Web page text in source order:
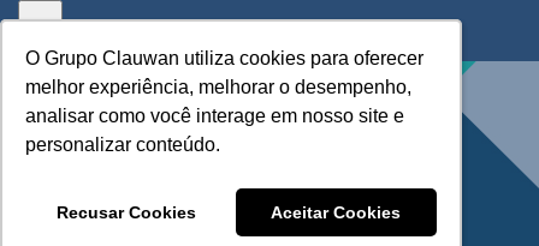
O Grupo Clauwan utiliza cookies para oferecer
melhor experiência, melhorar o desempenho,
analisar como você interage em nosso site e
personalizar conteúdo.
Recusar Cookies Aceitar Cookies
O Grupo Clauwan utiliza cookies para oferecer
melhor experiência, melhorar o desempenho,
analisar como você interage em nosso site e
personalizar conteúdo.
Recusar Cookies Aceitar Cookies
Skip
content